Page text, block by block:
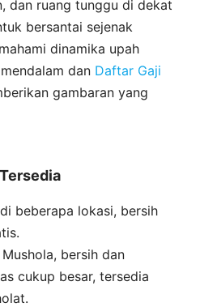
dan ruang tunggu di dekat
bersantai sejenak
dinamika upah
dan Daftar Gaji
gambaran yang
beberapa lokasi, bersih
Mushola, bersih dan
cukup besar, tersedia